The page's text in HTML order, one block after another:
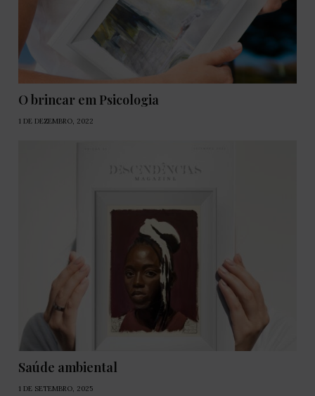
O brincar em Psicologia
1 DE DEZEMBRO, 2022
Saúde ambiental
1 DE SETEMBRO, 2025